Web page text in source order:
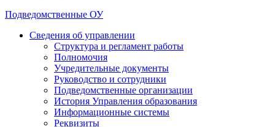
Подведомственные ОУ
Сведения об управлении
Структура и регламент работы
Полномочия
Учредительные документы
Руководство и сотрудники
Подведомственные организации
История Управления образования
Информационные системы
Реквизиты